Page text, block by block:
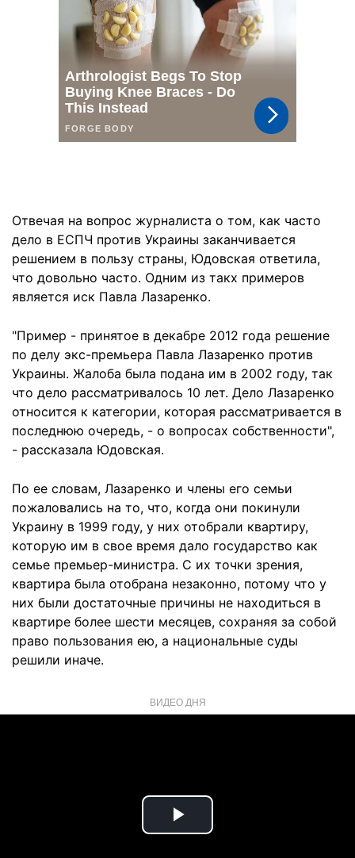
Отвечая на вопрос журналиста о том, как часто
дело в ЕСПЧ против Украины заканчивается
решением в пользу страны, Юдовская ответила,
что довольно часто. Одним из такх примеров
является иск Павла Лазаренко.
"Пример - принятое в декабре 2012 года решение
по делу экс-премьера Павла Лазаренко против
Украины. Жалоба была подана им в 2002 году, так
что дело рассматривалось 10 лет. Дело Лазаренко
относится к категории, которая рассматривается в
последнюю очередь, - о вопросах собственности",
- рассказала Юдовская.
По ее словам, Лазаренко и члены его семьи
пожаловались на то, что, когда они покинули
Украину в 1999 году, у них отобрали квартиру,
которую им в свое время дало государство как
семье премьер-министра. С их точки зрения,
квартира была отобрана незаконно, потому что у
них были достаточные причины не находиться в
квартире более шести месяцев, сохраняя за собой
право пользования ею, а национальные суды
решили иначе.
ВИДЕО ДНЯ
Play